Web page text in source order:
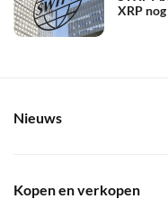
XRP
Nieuws
Kopen en verkopen